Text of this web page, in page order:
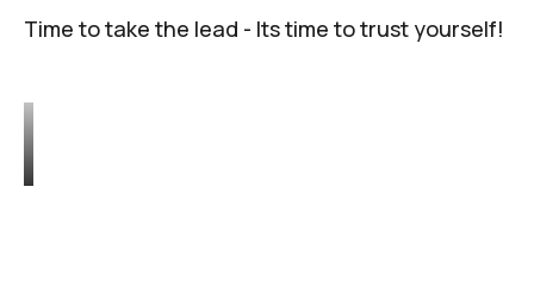
Time to take the lead - Its time to trust yourself!